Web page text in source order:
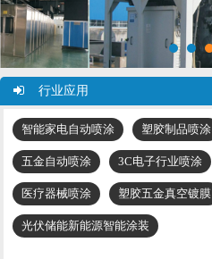
行业应用
智能家电自动喷涂 塑胶制品喷涂
五金自动喷涂 3C电子行业喷涂
医疗器械喷涂 塑胶五金真空镀膜
光伏储能新能源智能涂装